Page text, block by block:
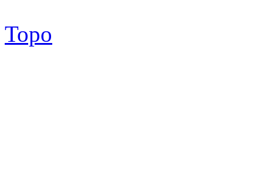
Topo